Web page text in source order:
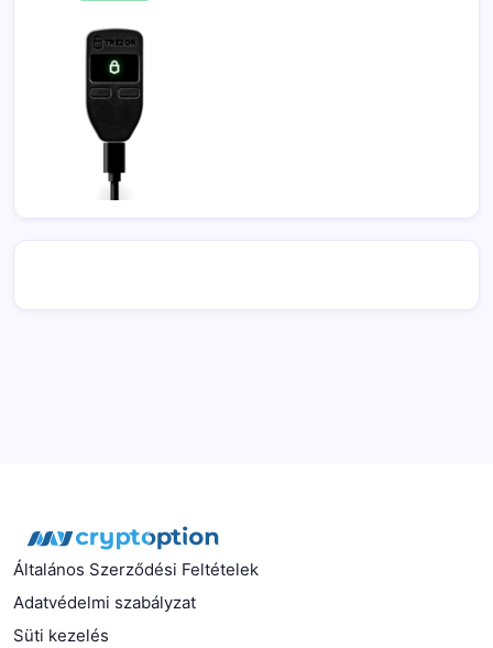
Általános Szerződési Feltételek
Adatvédelmi szabályzat
Süti kezelés